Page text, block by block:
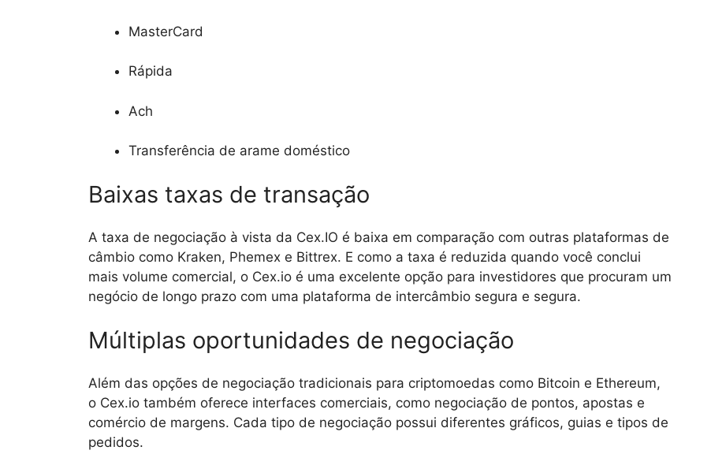
MasterCard
Rápida
Ach
Transferência de arame doméstico
Baixas taxas de transação
A taxa de negociação à vista da Cex.IO é baixa em comparação com outras plataformas de
câmbio como Kraken, Phemex e Bittrex. E como a taxa é reduzida quando você conclui
mais volume comercial, o Cex.io é uma excelente opção para investidores que procuram um
negócio de longo prazo com uma plataforma de intercâmbio segura e segura.
Múltiplas oportunidades de negociação
Além das opções de negociação tradicionais para criptomoedas como Bitcoin e Ethereum,
o Cex.io também oferece interfaces comerciais, como negociação de pontos, apostas e
comércio de margens. Cada tipo de negociação possui diferentes gráficos, guias e tipos de
pedidos.